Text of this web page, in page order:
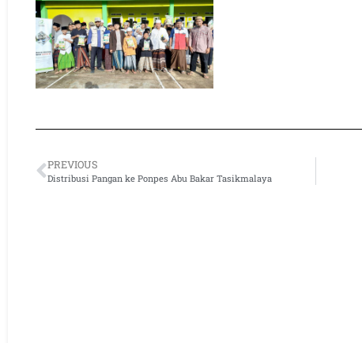
PREVIOUS
Distribusi Pangan ke Ponpes Abu Bakar Tasikmalaya